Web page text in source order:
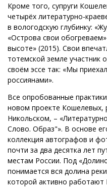
Кроме того, супруги
четырёх литературно-
в вологодскую глубинку:
«Острова свои
высоте» (2015). Свои
тотемской земле участник
своём эссе так: «Мы
россиянами».
Все опробованные
новом проекте Кошелевых,
Никольском, –
Слово. Образ"». В основе
коллекция автографов и
почти за два десятка лет
местам России. Под
понимается вся долина
которой активно